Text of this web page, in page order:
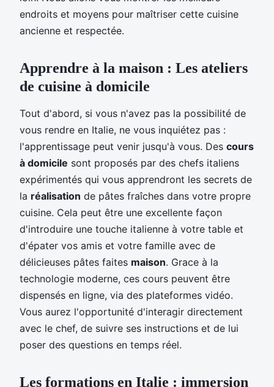
endroits et moyens pour maîtriser cette cuisine
ancienne et respectée.
Apprendre à la maison : Les ateliers
de cuisine à domicile
Tout d'abord, si vous n'avez pas la possibilité de
vous rendre en Italie, ne vous inquiétez pas :
l'apprentissage peut venir jusqu'à vous. Des cours
à domicile sont proposés par des chefs italiens
expérimentés qui vous apprendront les secrets de
la réalisation de pâtes fraîches dans votre propre
cuisine. Cela peut être une excellente façon
d'introduire une touche italienne à votre table et
d'épater vos amis et votre famille avec de
délicieuses pâtes faites maison. Grace à la
technologie moderne, ces cours peuvent être
dispensés en ligne, via des plateformes vidéo.
Vous aurez l'opportunité d'interagir directement
avec le chef, de suivre ses instructions et de lui
poser des questions en temps réel.
Les formations en Italie : immersion